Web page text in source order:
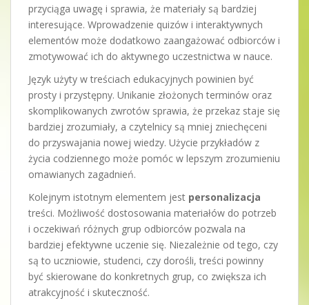
przyciąga uwagę i sprawia, że materiały są bardziej
interesujące. Wprowadzenie quizów i interaktywnych
elementów może dodatkowo zaangażować odbiorców i
zmotywować ich do aktywnego uczestnictwa w nauce.
Język użyty w treściach edukacyjnych powinien być
prosty i przystępny. Unikanie złożonych terminów oraz
skomplikowanych zwrotów sprawia, że przekaz staje się
bardziej zrozumiały, a czytelnicy są mniej zniechęceni
do przyswajania nowej wiedzy. Użycie przykładów z
życia codziennego może pomóc w lepszym zrozumieniu
omawianych zagadnień.
Kolejnym istotnym elementem jest personalizacja
treści. Możliwość dostosowania materiałów do potrzeb
i oczekiwań różnych grup odbiorców pozwala na
bardziej efektywne uczenie się. Niezależnie od tego, czy
są to uczniowie, studenci, czy dorośli, treści powinny
być skierowane do konkretnych grup, co zwiększa ich
atrakcyjność i skuteczność.